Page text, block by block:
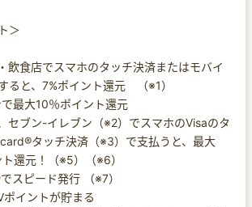
＞
飲食店でスマホのタッチ決済またはモバイ
ると、7%ポイント還元 （※1）
最大10％ポイント還元
セブン-イレブン（※2）でスマホのVisaのタ
タッチ決済（※3）で支払うと、最大
還元！（※5）（※6）
スピード発行 （※7）
イントが貯まる